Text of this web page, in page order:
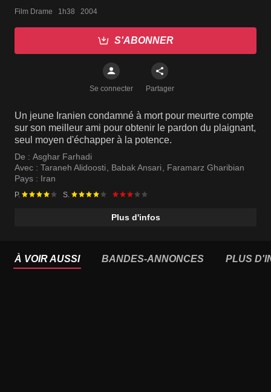
Film Drame   1h38   2004
S'ABONNER
Se connecter Partager
Un jeune Iranien condamné à mort pour meurtre compte
sur son meilleur ami pour obtenir le pardon du plaignant,
seul moyen d'échapper à la potence.
De : Asghar Farhadi
Avec : Taraneh Alidoosti Babak Ansari
Faramarz Gharibian
Pays : Iran
P. S.
Plus d'infos
À VOIR AUSSI BANDES-ANNONCES PLUS